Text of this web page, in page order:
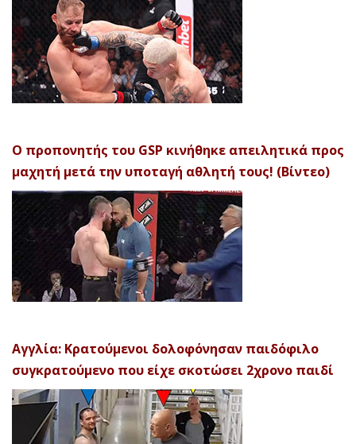
Ο προπονητής του GSP κινήθηκε απειλητικά προς
μαχητή μετά την υποταγή αθλητή τους! (Βίντεο)
Αγγλία: Κρατούμενοι δολοφόνησαν παιδόφιλο
συγκρατούμενο που είχε σκοτώσει 2χρονο παιδί